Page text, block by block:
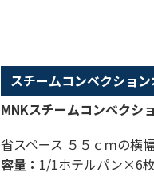
スチームコンベクショ
MNKスチームコンベクシ
省スペース ５５ｃｍの横
容量： 1/1ホテルパン×6枚